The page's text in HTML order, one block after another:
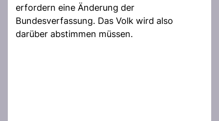
erfordern eine Änderung der
Bundesverfassung. Das Volk wird also
darüber abstimmen müssen.